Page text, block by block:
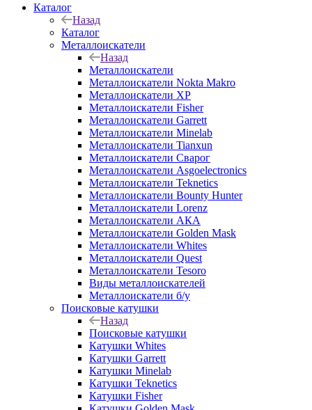
Каталог
Назад
Каталог
Металлоискатели
Назад
Металлоискатели
Металлоискатели Nokta Makro
Металлоискатели XP
Металлоискатели Fisher
Металлоискатели Garrett
Металлоискатели Minelab
Металлоискатели Tianxun
Металлоискатели Сварог
Металлоискатели Asgoelectronics
Металлоискатели Teknetics
Металлоискатели Bounty Hunter
Металлоискатели Lorenz
Металлоискатели АКА
Металлоискатели Golden Mask
Металлоискатели Whites
Металлоискатели Quest
Металлоискатели Tesoro
Виды металлоискателей
Металлоискатели б/у
Поисковые катушки
Назад
Поисковые катушки
Катушки Whites
Катушки Garrett
Катушки Minelab
Катушки Teknetics
Катушки Fisher